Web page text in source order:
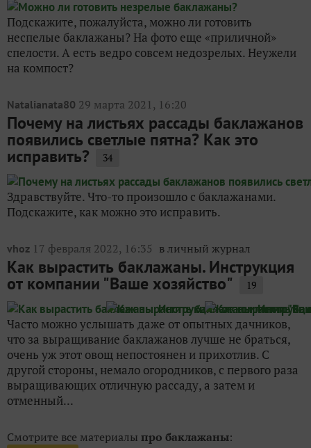
Подскажите, пожалуйста, можно ли готовить
неспелые баклажаны? На фото еще «приличной»
спелости. А есть ведро совсем недозрелых. Неужели
на компост?
Natalianata80 29 марта 2021, 16:20
Почему на листьях рассады баклажанов
появились светлые пятна? Как это
исправить? 34
Здравствуйте. Что-то произошло с баклажанами.
Подскажите, как можно это исправить.
vhoz 17 февраля 2022, 16:35 в личный журнал
Как вырастить баклажаны. Инструкция
от компании "Ваше хозяйство" 19
Часто можно услышать даже от опытных дачников,
что за выращивание баклажанов лучше не браться,
очень уж этот овощ непостоянен и прихотлив. С
другой стороны, немало огородников, с первого раза
выращивающих отличную рассаду, а затем и
отменный...
Смотрите все материалы про баклажаны: